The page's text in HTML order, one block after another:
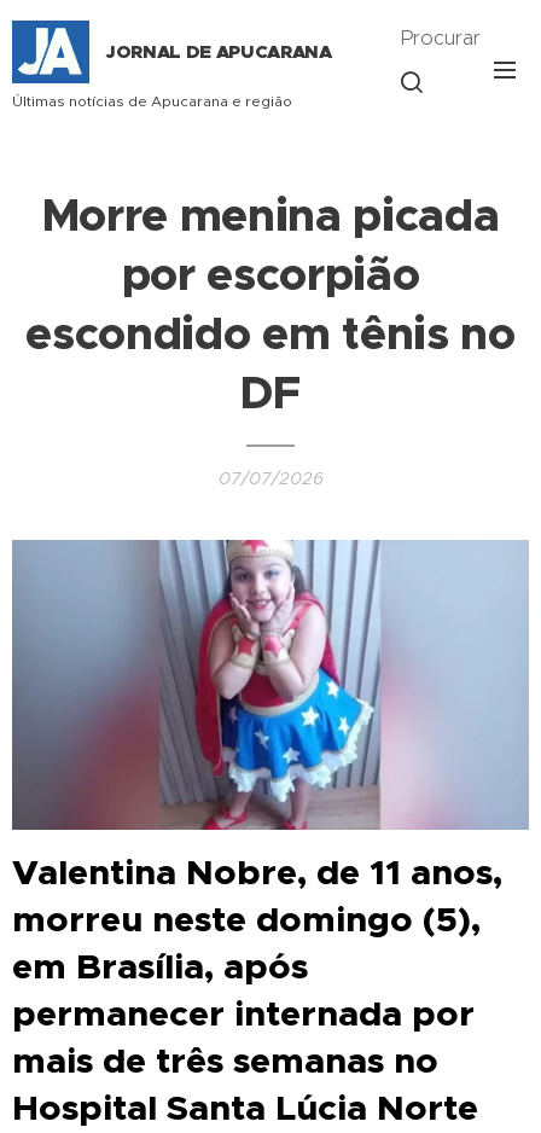
JORNAL DE APUCARANA
Últimas notícias de Apucarana e região
Procurar
Morre menina picada
por escorpião
escondido em tênis no
DF
07/07/2026
Valentina Nobre, de 11 anos,
morreu neste domingo (5),
em Brasília, após
permanecer internada por
mais de três semanas no
Hospital Santa Lúcia Norte